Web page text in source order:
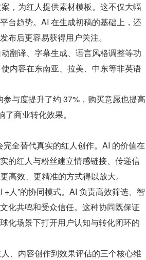
，为红人提供素材模板。这不仅大幅
台趋势。AI 在生成初稿的基础上，还
布后更容易获得用户关注。
翻译、字幕生成、语言风格调整等功
内容在东南亚、拉美、中东等非英语
与度提升了约 37%，购买意愿也提高
商业转化效果。
全替代真实的红人创作。AI 的价值在
的红人与粉丝建立情感链接、传递信
高效、更精准的方式得以放大。
+人”的协同模式。AI 负责高效筛选、智
化共鸣和受众信任。这种协同既保证
化场景下打开用户认知与转化闭环的
、内容创作到效果评估的三个核心维